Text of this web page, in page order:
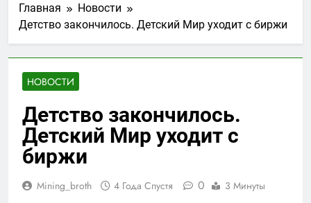
Главная
Новости
Детство закончилось. Детский Мир уходит с биржи
НОВОСТИ
Детство закончилось.
Детский Мир уходит с
биржи
Mining_broth 4 Года Спустя 0 3 Минуты